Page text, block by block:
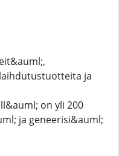
ja
on yli 200
ja geneerisi&auml;